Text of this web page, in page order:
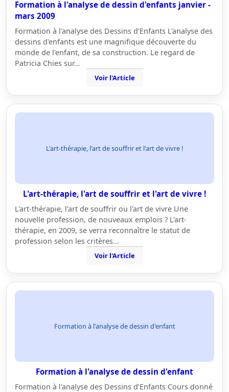
Formation à l'analyse de dessin d'enfants janvier -
mars 2009
Formation à l'analyse des Dessins d’Enfants L'analyse des
dessins d'enfants est une magnifique découverte du
monde de l'enfant, de sa construction. Le regard de
Patricia Chies sur…
Voir l'Article
L'art-thérapie, l'art de souffrir et l'art de vivre !
L'art-thérapie, l'art de souffrir et l'art de vivre !
L'art-thérapie, l'art de souffrir ou l'art de vivre Une
nouvelle profession, de nouveaux emplois ? L'art-
thérapie, en 2009, se verra reconnaître le statut de
profession selon les critères…
Voir l'Article
Formation à l'analyse de dessin d'enfant
Formation à l'analyse de dessin d'enfant
Formation à l'analyse des Dessins d’Enfants Cours donné